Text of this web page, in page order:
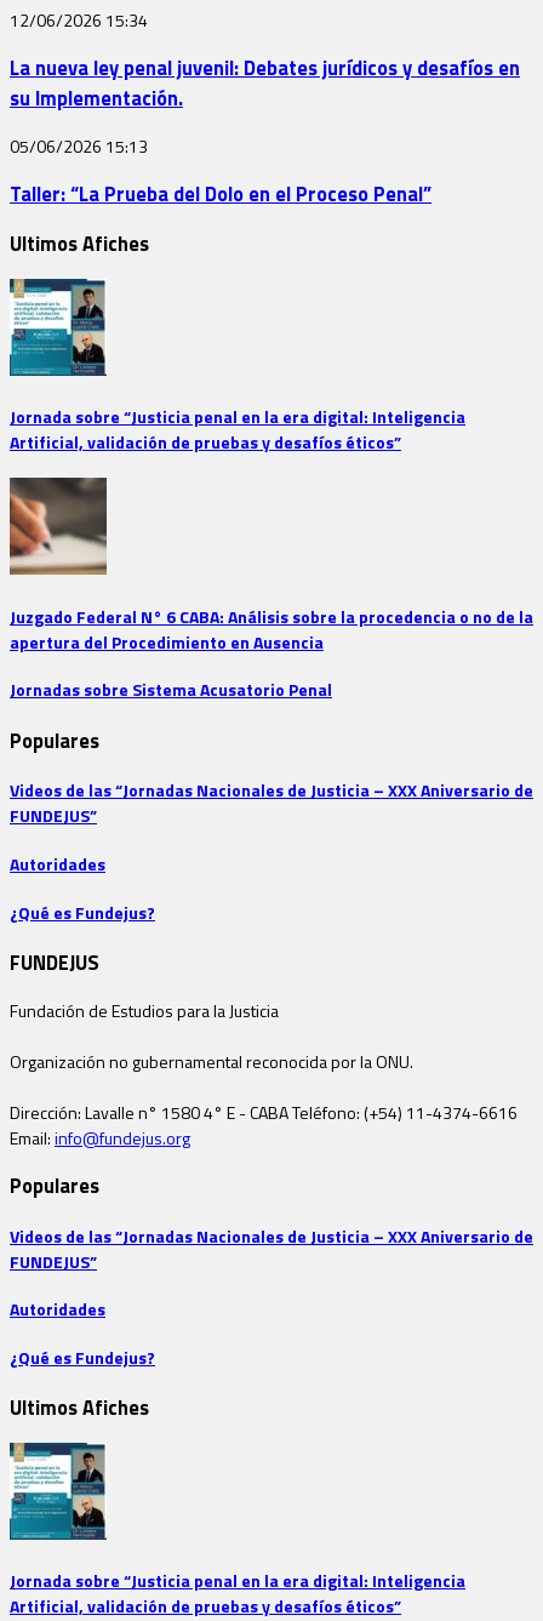
12/06/2026 15:34
La nueva ley penal juvenil: Debates jurídicos y desafíos en
su Implementación.
05/06/2026 15:13
Taller: “La Prueba del Dolo en el Proceso Penal”
Ultimos Afiches
Jornada sobre “Justicia penal en la era digital: Inteligencia
Artificial, validación de pruebas y desafíos éticos”
Juzgado Federal N° 6 CABA: Análisis sobre la procedencia o no de la
apertura del Procedimiento en Ausencia
Jornadas sobre Sistema Acusatorio Penal
Populares
Videos de las “Jornadas Nacionales de Justicia – XXX Aniversario de
FUNDEJUS”
Autoridades
¿Qué es Fundejus?
FUNDEJUS
Fundación de Estudios para la Justicia
Organización no gubernamental reconocida por la ONU.
Dirección: Lavalle n° 1580 4° E - CABA Teléfono: (+54) 11-4374-6616
Email:info@fundejus.org
Populares
Videos de las “Jornadas Nacionales de Justicia – XXX Aniversario de
FUNDEJUS”
Autoridades
¿Qué es Fundejus?
Ultimos Afiches
Jornada sobre “Justicia penal en la era digital: Inteligencia
Artificial, validación de pruebas y desafíos éticos”